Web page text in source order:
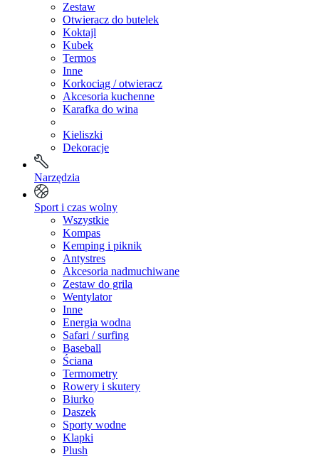
Zestaw
Otwieracz do butelek
Koktajl
Kubek
Termos
Inne
Korkociąg / otwieracz
Akcesoria kuchenne
Karafka do wina
Kieliszki
Dekoracje
Narzędzia
Sport i czas wolny
Wszystkie
Kompas
Kemping i piknik
Antystres
Akcesoria nadmuchiwane
Zestaw do grila
Wentylator
Inne
Energia wodna
Safari / surfing
Baseball
Ściana
Termometry
Rowery i skutery
Biurko
Daszek
Sporty wodne
Klapki
Plush